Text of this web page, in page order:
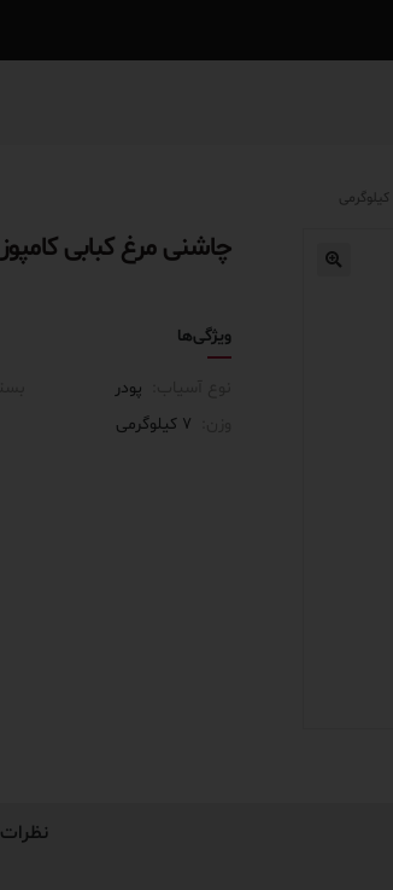
چاشنی مرغ کبابی کامپوزیت ۷
ویژگی‌ها
پودر
۷ کیلوگرمی
نظرات